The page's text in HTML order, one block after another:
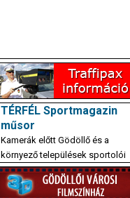
TÉRFÉL Sportmagazin
műsor
Kamerák előtt Gödöllő és a
környező települések sportolói